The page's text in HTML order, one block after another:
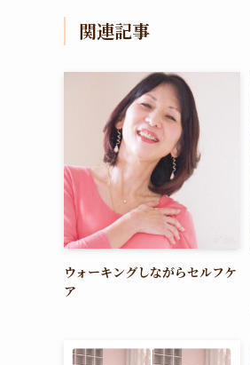
関連記事
ウォーキングしながらセルフケ
ア